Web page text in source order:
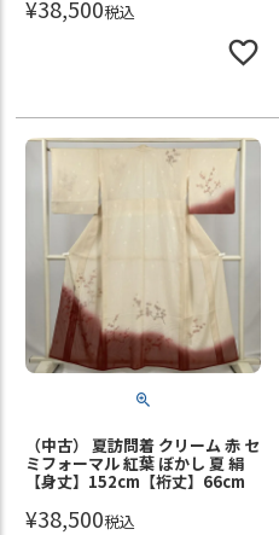
¥38,500税込
（中古） 夏訪問着 クリーム 赤 セ
ミフォーマル 紅葉 ぼかし 夏 絹
【身丈】152cm【裄丈】66cm
¥38,500税込